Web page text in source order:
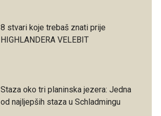
8 stvari koje trebaš znati prije
HIGHLANDERA VELEBIT
Staza oko tri planinska jezera: Jedna
od najljepših staza u Schladmingu